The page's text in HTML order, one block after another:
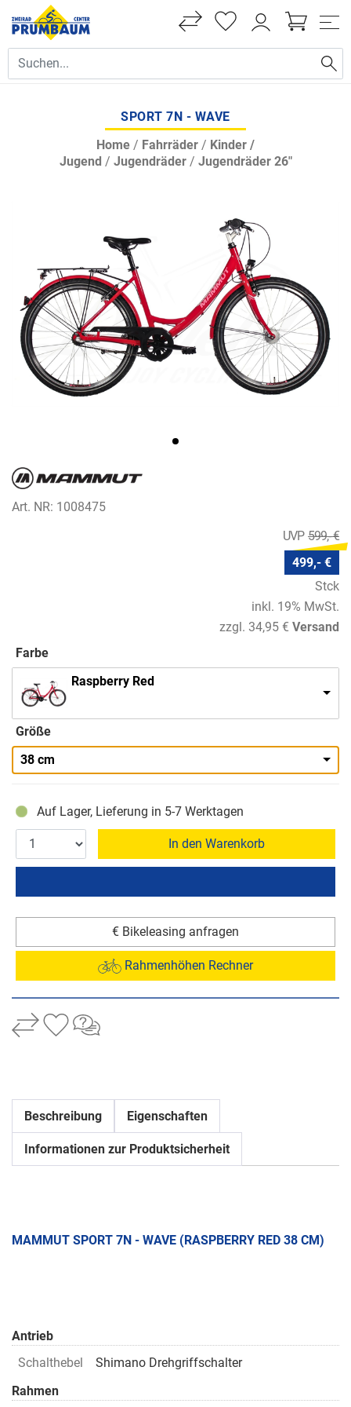
SPORT 7N - WAVE
Home / Fahrräder / Kinder /
Jugend / Jugendräder/ Jugendräder 26"
Art. NR: 1008475
599,- €
499,- €
Stck
inkl. 19% MwSt.
zzgl. 34,95 € Versand
Farbe
Raspberry Red
Größe
38 cm
Auf Lager, Lieferung in 5-7 Werktagen
In den Warenkorb
€ Bikeleasing anfragen
Rahmenhöhen Rechner
Beschreibung Eigenschaften
Informationen zur Produktsicherheit
MAMMUT SPORT 7N - WAVE (RASPBERRY RED 38 CM)
Antrieb
Schalthebel
Shimano Drehgriffschalter
Rahmen